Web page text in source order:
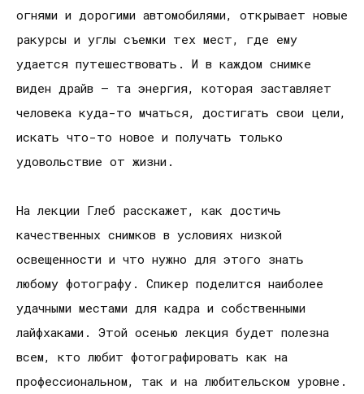
огнями и дорогими автомобилями, открывает новые
ракурсы и углы съемки тех мест, где ему
удается путешествовать. И в каждом снимке
виден драйв – та энергия, которая заставляет
человека куда-то мчаться, достигать свои цели,
искать что-то новое и получать только
удовольствие от жизни.
На лекции Глеб расскажет, как достичь
качественных снимков в условиях низкой
освещенности и что нужно для этого знать
любому фотографу. Спикер поделится наиболее
удачными местами для кадра и собственными
лайфхаками. Этой осенью лекция будет полезна
всем, кто любит фотографировать как на
профессиональном, так и на любительском уровне.